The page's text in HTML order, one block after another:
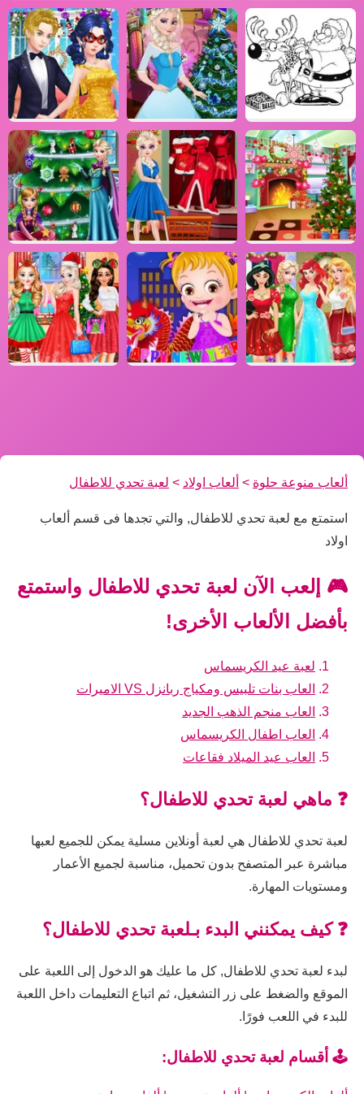
ألعاب منوعة حلوة > ألعاب اولاد > لعبة تحدي للاطفال
استمتع مع لعبة تحدي للاطفال, والتي تجدها فى قسم ألعاب
اولاد
🎮 إلعب الآن لعبة تحدي للاطفال واستمتع
بأفضل الألعاب الأخرى!
لعبة عيد الكريسماس
العاب بنات تلبيس ومكياج ربانزل VS الاميرات
العاب منجم الذهب الجديد
العاب اطفال الكريسماس
العاب عيد الميلاد فقاعات
❓ ماهي لعبة تحدي للاطفال؟
لعبة تحدي للاطفال هي لعبة أونلاين مسلية يمكن للجميع لعبها
مباشرة عبر المتصفح بدون تحميل، مناسبة لجميع الأعمار
ومستويات المهارة.
❓ كيف يمكنني البدء بـلعبة تحدي للاطفال؟
لبدء لعبة تحدي للاطفال, كل ما عليك هو الدخول إلى اللعبة على
الموقع والضغط على زر التشغيل، ثم اتباع التعليمات داخل اللعبة
للبدء في اللعب فورًا.
🕹️ أقسام لعبة تحدي للاطفال: